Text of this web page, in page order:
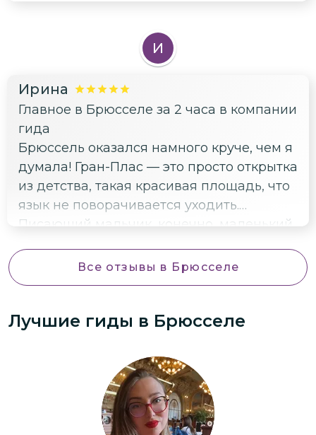
И
Ирина
Главное в Брюсселе за 2 часа в компании
гида
Брюссель оказался намного круче, чем я
думала! Гран-Плас — это просто открытка
из детства, такая красивая площадь, что
язык не поворачивается уходить.
Писающий мальчик, конечно, маленький,
Ещё понравился Королевский дворец и
музейный квартал. И да, шоколад
местный правда лучший в мире. Ушли с
Все отзывы в Брюсселе
Лучшие гиды в Брюсселе